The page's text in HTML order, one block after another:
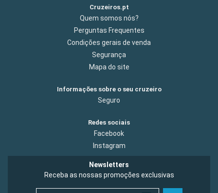
Cruzeiros.pt
Quem somos nós?
Perguntas Frequentes
Condições gerais de venda
Segurança
Mapa do site
Informações sobre o seu cruzeiro
Seguro
Redes sociais
Facebook
Instagram
Newsletters
Receba as nossas promoções exclusivas